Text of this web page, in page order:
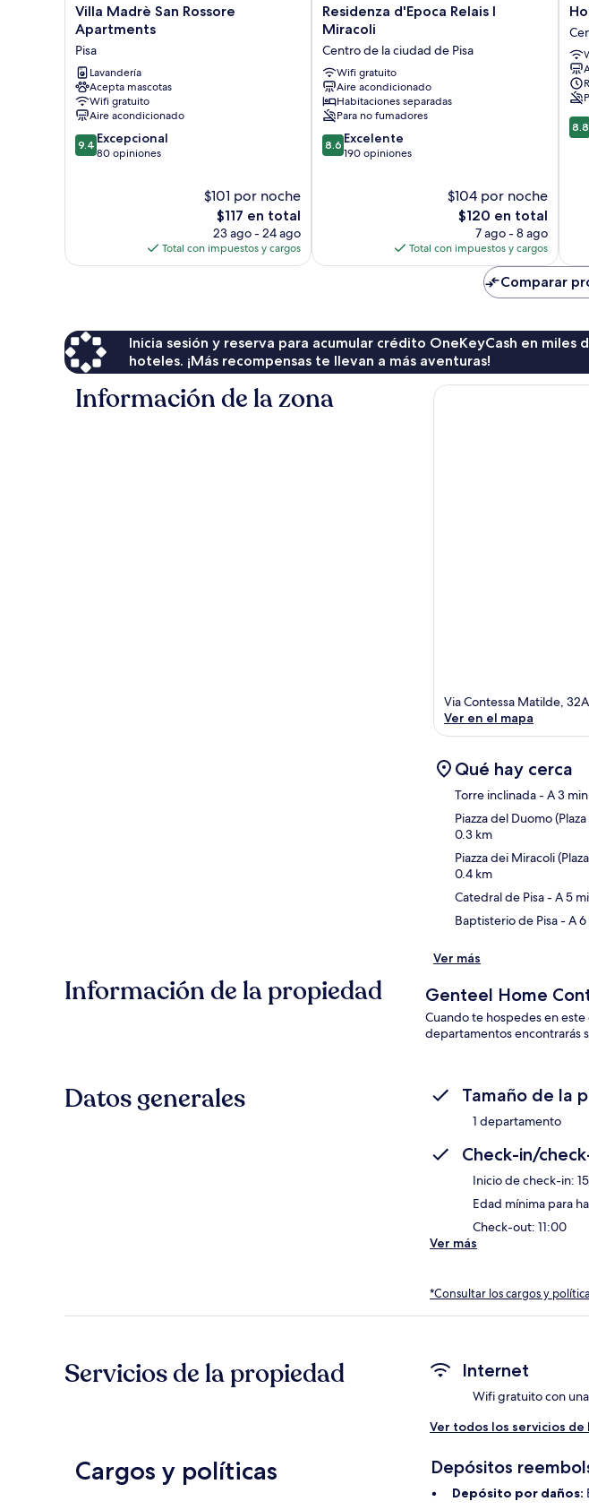
Villa
Madrè
San
Rossore
Apartments
Pisa
Villa Madrè San Rossore
Apartments
Pisa
Lavandería
Acepta mascotas
Wifi gratuito
Aire acondicionado
9.4
de
9.4 Excepcional
80 opiniones
$101 por noche
El
precio
actual
es
$117 en total
23 ago - 24 ago
Total con impuestos y cargos
Residenza
d'Epoca
I
Miracoli
Centro
de
la
ciudad
de
Residenza d'Epoca Relais I
Miracoli
Centro de la ciudad de Pisa
Wifi gratuito
Aire acondicionado
Habitaciones separadas
Para no fumadores
8.6
de
8.6 Excelente
190 opiniones
$104 por noche
El
precio
actual
es
$120 en total
7 ago - 8 ago
Total con impuestos y cargos
Pisa
de
la
de
Pisa
8.8
de
8.8
Comparar
Inicia sesión y reserva para acumular crédito OneKeyCash en miles
hoteles. ¡Más recompensas te llevan a más aventuras!
Información de la zona
Via Contessa Matilde,
Ver en el mapa
Qué hay cerca
Torre inclinada- A 3
Piazza del Duomo
0.3 km
Piazza dei Miracoli
0.4 km
Catedral de Pisa- A 5
Baptisterio de Pisa- A
Ver más
Información de la propiedad Genteel Home
Cuando te hospedes en este
departamentos encontrarás
Datos generales Tamaño de la
1 departamento
Check-in/
Inicio de check-in:
Edad mínima para
Check-out: 11:00
Ver más
*Consultar los cargos y
Servicios de la propiedad Internet
Wifi gratuito con
Ver todos los servicios
Cargos y políticas Depósitos
Depósito por daños: